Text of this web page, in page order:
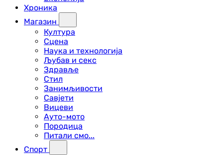
Хроника
Магазин
Култура
Сцена
Наука и технологија
Љубав и секс
Здравље
Стил
Занимљивости
Савјети
Вицеви
Ауто-мото
Породица
Питали смо...
Спорт